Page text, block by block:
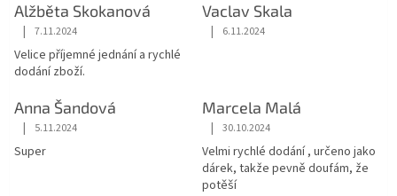
Alžběta Skokanová
Hodnocení obchodu je 5 z 5 hvězdiček.
| 7.11.2024
Velice příjemné jednání a rychlé
dodání zboží.
Vaclav Skala
Hodnocení obchodu je 5 z 5
| 6.11.2024
Anna Šandová
Hodnocení obchodu je 5 z 5 hvězdiček.
| 5.11.2024
Super
Marcela Malá
Hodnocení obchodu je 5 z 5
| 30.10.2024
Velmi rychlé dodání , určeno jako
dárek, takže pevně doufám, že
potěší